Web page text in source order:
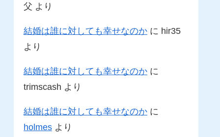
父 より
結婚は誰に対しても幸せなのか に hir35
より
結婚は誰に対しても幸せなのか に
trimscash より
結婚は誰に対しても幸せなのか に
holmes より